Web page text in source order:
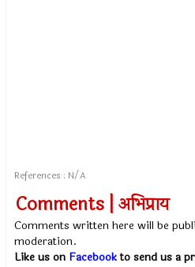
References : N/A
Comments | अभिप्राय
Comments written here will be
moderation.
Like us on Facebookto send us a